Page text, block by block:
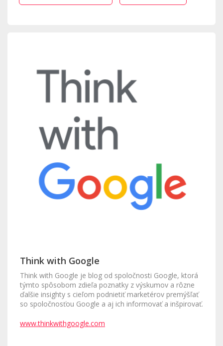
Think with Google
Think with Google je blog od spoločnosti Google, ktorá
týmto spôsobom zdieľa poznatky z výskumov a rôzne
ďalšie insighty s cieľom podnietiť marketérov premýšľať
so spoločnosťou Google a aj ich informovať a inšpirovať.
www.thinkwithgoogle.com